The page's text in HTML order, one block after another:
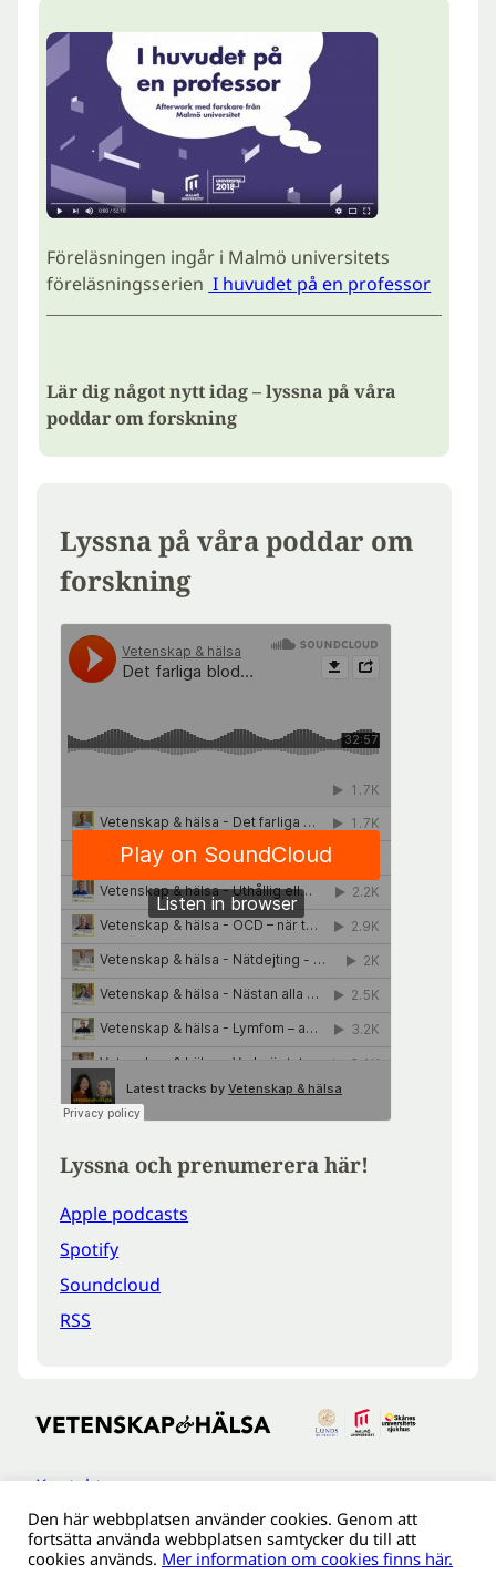
Föreläsningen ingår i Malmö universitets
föreläsningsserien I huvudet på en professor
Lär dig något nytt idag – lyssna på våra
poddar om forskning
Lyssna på våra poddar om
forskning
Lyssna och prenumerera här!
Apple podcasts
Spotify
Soundcloud
RSS
Kontakt
Tillgänglighetsredogöreldse
Om webbplatsen
Den här webbplatsen använder cookies. Genom att
fortsätta använda webbplatsen samtycker du till att
cookies används. Mer information om cookies finns här.